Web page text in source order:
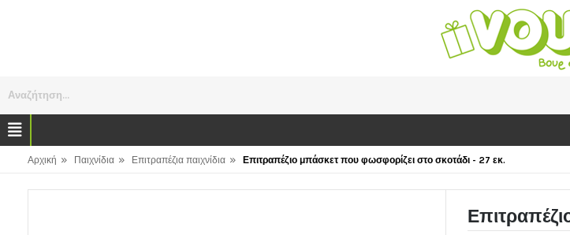
Αναζήτηση...
Αρχική » Παιχνίδια » Επιτραπέζια παιχνίδια » Επιτραπέζιο μπάσκετ που φωσφορίζει στο σκοτάδι - 27 εκ.